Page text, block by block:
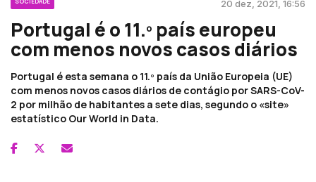
20 dez, 2021, 16:56
Portugal é o 11.º país europeu
com menos novos casos diários
Portugal é esta semana o 11.º país da União Europeia (UE)
com menos novos casos diários de contágio por SARS-CoV-
2 por milhão de habitantes a sete dias, segundo o «site»
estatístico Our World in Data.